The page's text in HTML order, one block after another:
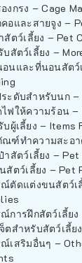
งกรง – Cage
อและสายจูง –
สัตว์เลี้ยง – Pet
สัตว์เลี้ยง –
นและที่นอนสัตว์
ะดับสำหรับนก
ฟให้ความร้อน –
ผู้เลี้ยง – Items
ณฑ์ทำความสะอา
าสัตว์เลี้ยง –
สัตว์เลี้ยง – Pet
ตัดแต่งขนสัตว์เ
การฝึกสัตว์เลี้ย
ตสำหรับสัตว์เลี้ย
เสริมอื่นๆ –